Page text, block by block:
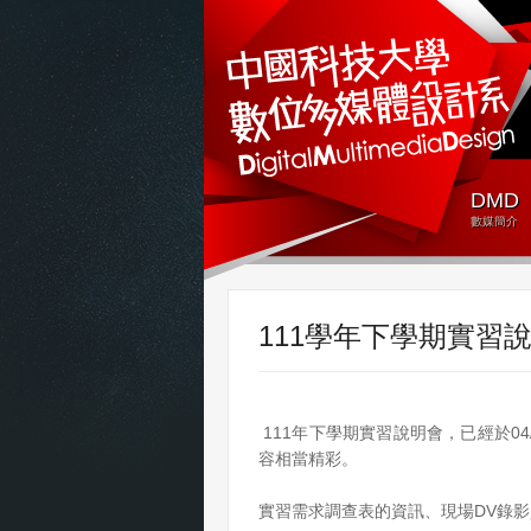
DMD
數媒簡介
111學年下學期實習
111年下學期實習說明會，已經於
容相當精彩。
實習需求調查表的資訊、現場DV錄